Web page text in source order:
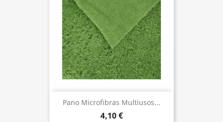
Pano Microfibras Multiusos...
4,10 €